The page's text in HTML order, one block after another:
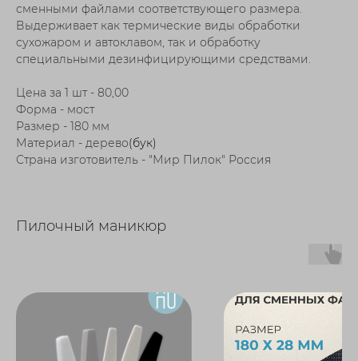
сменными файлами соответствующего размера.
Выдерживает как термические виды обработки
сухожаром и автоклавом, так и обработку
специальными дезинфицирующими средствами.
Цена за 1 шт - 80,00
Форма - мост
Размер - 180 мм
Материал - дерево(бук)
Страна изготовитель - "Мир Пилок" Россия
Пилочный маникюр